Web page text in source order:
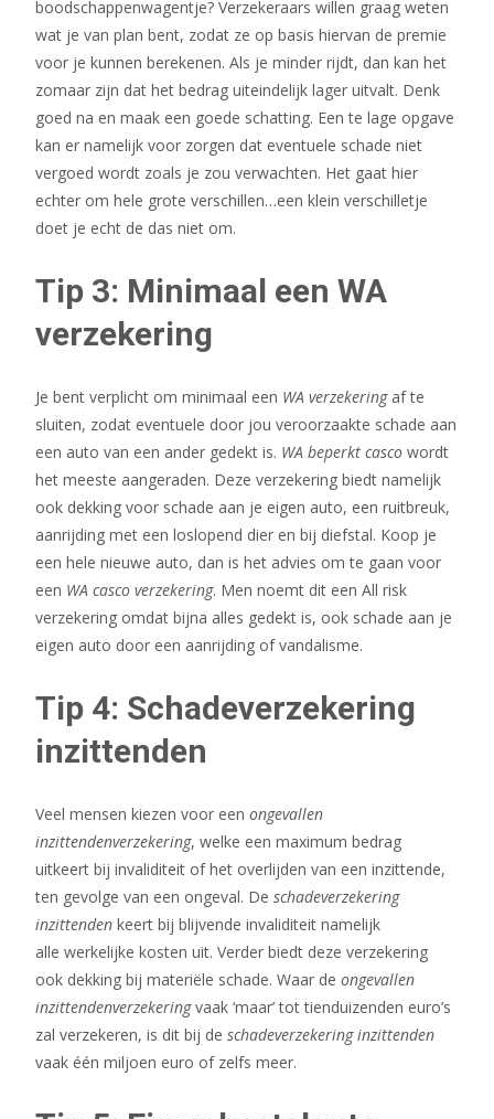
boodschappenwagentje? Verzekeraars willen graag weten
wat je van plan bent, zodat ze op basis hiervan de premie
voor je kunnen berekenen. Als je minder rijdt, dan kan het
zomaar zijn dat het bedrag uiteindelijk lager uitvalt. Denk
goed na en maak een goede schatting. Een te lage opgave
kan er namelijk voor zorgen dat eventuele schade niet
vergoed wordt zoals je zou verwachten. Het gaat hier
echter om hele grote verschillen…een klein verschilletje
doet je echt de das niet om.
Tip 3: Minimaal een WA
verzekering
Je bent verplicht om minimaal een WA verzekeringaf te
sluiten, zodat eventuele door jou veroorzaakte schade aan
een auto van een ander gedekt is. WA beperkt casco wordt
het meeste aangeraden. Deze verzekering biedt namelijk
ook dekking voor schade aan je eigen auto, een ruitbreuk,
aanrijding met een loslopend dier en bij diefstal. Koop je
een hele nieuwe auto, dan is het advies om te gaan voor
een WA casco verzekering. Men noemt dit een All risk
verzekering omdat bijna alles gedekt is, ook schade aan je
eigen auto door een aanrijding of vandalisme.
Tip 4: Schadeverzekering
inzittenden
Veel mensen kiezen voor een ongevallen
inzittendenverzekering, welke een maximum bedrag
uitkeert bij invaliditeit of het overlijden van een inzittende,
ten gevolge van een ongeval. De schadeverzekering
inzittenden keert bij blijvende invaliditeit namelijk
alle werkelijke kosten uit. Verder biedt deze verzekering
ook dekking bij materiële schade. Waar de ongevallen
inzittendenverzekeringvaak ‘maar’ tot tienduizenden euro’s
zal verzekeren, is dit bij de schadeverzekering inzittenden
vaak één miljoen euro of zelfs meer.